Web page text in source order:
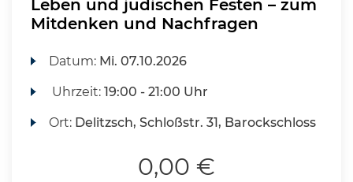
Leben und jüdischen Festen – zum
Mitdenken und Nachfragen
Datum: Mi. 07.10.2026
Uhrzeit:19:00 - 21:00 Uhr
Ort: Delitzsch, Schloßstr. 31, Barockschloss
0,00 €